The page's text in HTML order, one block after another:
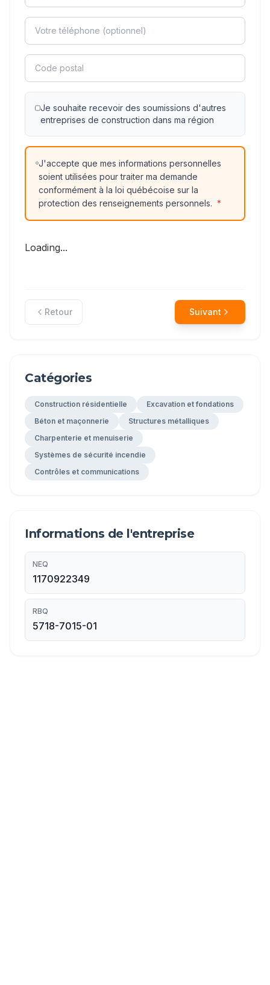
Je souhaite recevoir des soumissions d'autres
entreprises de construction dans ma région
J'accepte que mes informations personnelles
soient utilisées pour traiter ma demande
conformément à la loi québécoise sur la
protection des renseignements personnels. *
Loading...
Retour Suivant
Catégories
Construction résidentielle
Excavation et fondations
Béton et maçonnerie
Structures métalliques
Charpenterie et menuiserie
Systèmes de sécurité incendie
Contrôles et communications
Informations de l'entreprise
NEQ
1170922349
RBQ
5718-7015-01